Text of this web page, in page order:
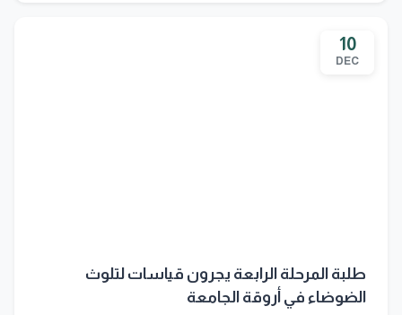
10
DEC
طلبة المرحلة الرابعة يجرون قياسات لتلوث
الضوضاء في أروقة الجامعة